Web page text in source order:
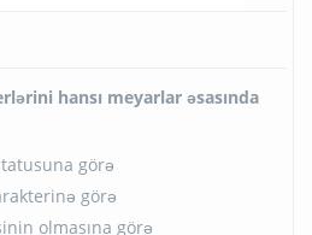
hansı meyarlar əsasında
görə
görə
olmasına görə